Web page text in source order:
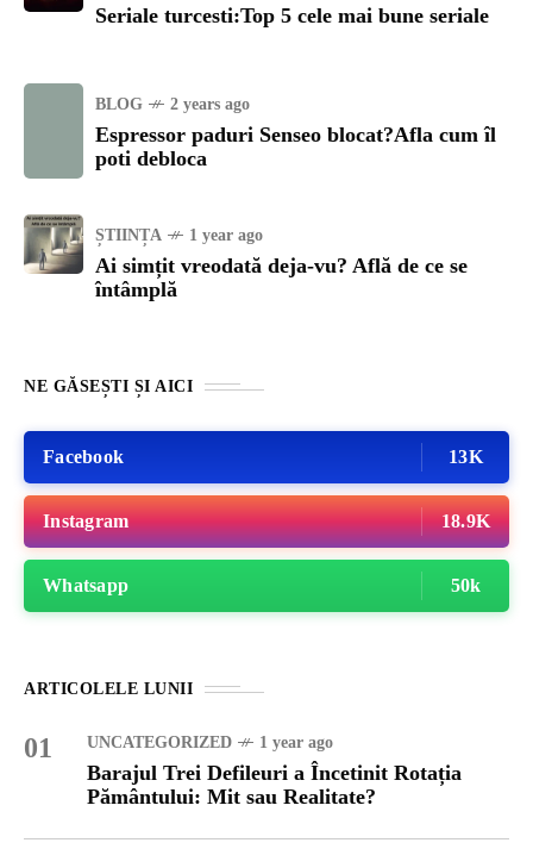
Seriale turcesti:Top 5 cele mai bune seriale
BLOG 2 years ago
Espressor paduri Senseo blocat?Afla cum îl
poti debloca
ȘTIINȚA 1 year ago
Ai simțit vreodată deja-vu? Află de ce se
întâmplă
NE GĂSEȘTI ȘI AICI
Facebook 13K
Instagram 18.9K
Whatsapp 50k
ARTICOLELE LUNII
01 UNCATEGORIZED 1 year ago
Barajul Trei Defileuri a Încetinit Rotația
Pământului: Mit sau Realitate?